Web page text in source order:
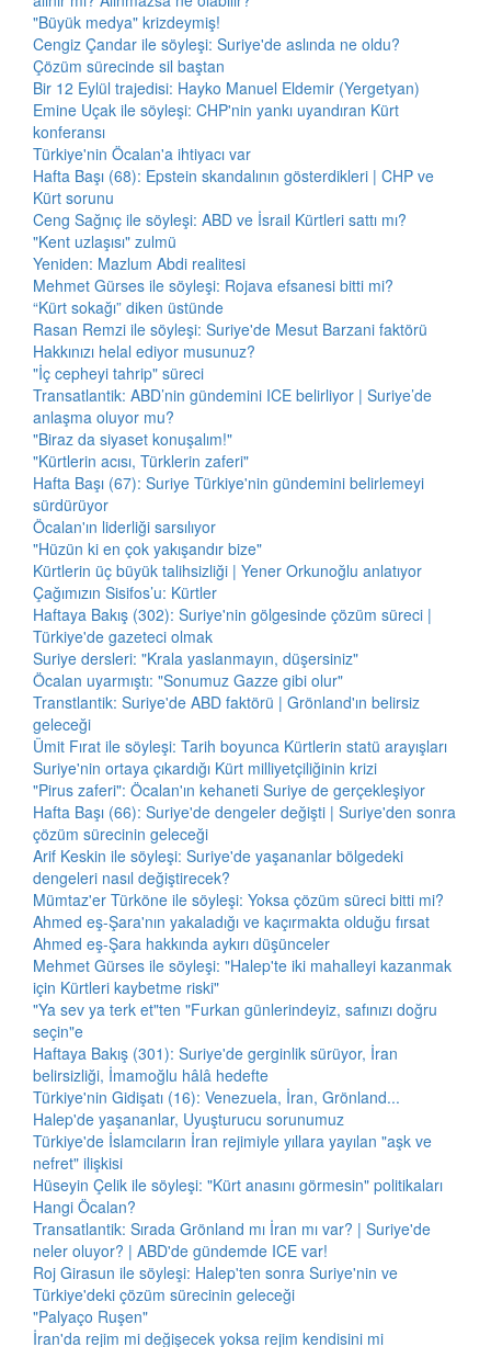
"Büyük medya" krizdeymiş!
Cengiz Çandar ile söyleşi: Suriye'de aslında ne oldu?
Çözüm sürecinde sil baştan
Bir 12 Eylül trajedisi: Hayko Manuel Eldemir (Yergetyan)
Emine Uçak ile söyleşi: CHP'nin yankı uyandıran Kürt
konferansı
Türkiye'nin Öcalan'a ihtiyacı var
Hafta Başı (68): Epstein skandalının gösterdikleri | CHP ve
Kürt sorunu
Ceng Sağnıç ile söyleşi: ABD ve İsrail Kürtleri sattı mı?
"Kent uzlaşısı" zulmü
Yeniden: Mazlum Abdi realitesi
Mehmet Gürses ile söyleşi: Rojava efsanesi bitti mi?
“Kürt sokağı” diken üstünde
Rasan Remzi ile söyleşi: Suriye'de Mesut Barzani faktörü
Hakkınızı helal ediyor musunuz?
"İç cepheyi tahrip" süreci
Transatlantik: ABD’nin gündemini ICE belirliyor | Suriye’de
anlaşma oluyor mu?
"Biraz da siyaset konuşalım!"
"Kürtlerin acısı, Türklerin zaferi"
Hafta Başı (67): Suriye Türkiye'nin gündemini belirlemeyi
sürdürüyor
Öcalan'ın liderliği sarsılıyor
"Hüzün ki en çok yakışandır bize"
Kürtlerin üç büyük talihsizliği | Yener Orkunoğlu anlatıyor
Çağımızın Sisifos’u: Kürtler
Haftaya Bakış (302): Suriye'nin gölgesinde çözüm süreci |
Türkiye'de gazeteci olmak
Suriye dersleri: "Krala yaslanmayın, düşersiniz"
Öcalan uyarmıştı: "Sonumuz Gazze gibi olur"
Transtlantik: Suriye'de ABD faktörü | Grönland'ın belirsiz
geleceği
Ümit Fırat ile söyleşi: Tarih boyunca Kürtlerin statü arayışları
Suriye'nin ortaya çıkardığı Kürt milliyetçiliğinin krizi
"Pirus zaferi": Öcalan'ın kehaneti Suriye de gerçekleşiyor
Hafta Başı (66): Suriye'de dengeler değişti | Suriye'den sonra
çözüm sürecinin geleceği
Arif Keskin ile söyleşi: Suriye'de yaşananlar bölgedeki
dengeleri nasıl değiştirecek?
Mümtaz'er Türköne ile söyleşi: Yoksa çözüm süreci bitti mi?
Ahmed eş-Şara'nın yakaladığı ve kaçırmakta olduğu fırsat
Ahmed eş-Şara hakkında aykırı düşünceler
Mehmet Gürses ile söyleşi: "Halep'te iki mahalleyi kazanmak
için Kürtleri kaybetme riski"
"Ya sev ya terk et"ten "Furkan günlerindeyiz, safınızı doğru
seçin"e
Haftaya Bakış (301): Suriye'de gerginlik sürüyor, İran
belirsizliği, İmamoğlu hâlâ hedefte
Türkiye'nin Gidişatı (16): Venezuela, İran, Grönland...
Halep'de yaşananlar, Uyuşturucu sorunumuz
Türkiye'de İslamcıların İran rejimiyle yıllara yayılan "aşk ve
nefret" ilişkisi
Hüseyin Çelik ile söyleşi: "Kürt anasını görmesin" politikaları
Hangi Öcalan?
Transatlantik: Sırada Grönland mı İran mı var? | Suriye'de
neler oluyor? | ABD'de gündemde ICE var!
Roj Girasun ile söyleşi: Halep'ten sonra Suriye'nin ve
Türkiye'deki çözüm sürecinin geleceği
"Palyaço Ruşen"
İran'da rejim mi değişecek yoksa rejim kendisini mi